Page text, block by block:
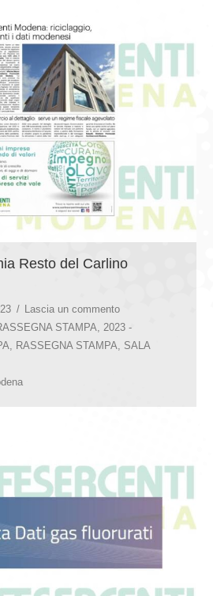
Resto del Carlino
Lascia un commento
STAMPA
2023 -
RASSEGNA STAMPA
SALA